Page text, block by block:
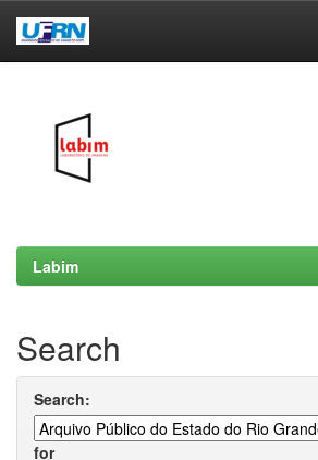
Labim
Search
Search:
for